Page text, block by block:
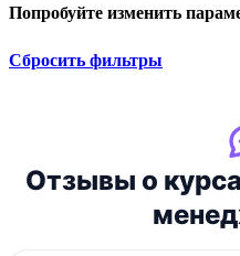
Попробуйте изменить
Сбросить фильтры
Отзывы о